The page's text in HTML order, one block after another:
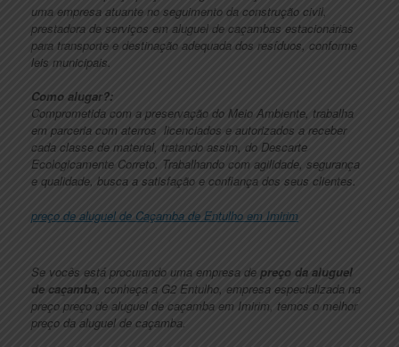
uma empresa atuante no seguimento da construção civil,
prestadora de serviços em aluguel de caçambas estacionárias
para transporte e destinação adequada dos resíduos, conforme
leis municipais.
Como alugar?:
Comprometida com a preservação do Meio Ambiente, trabalha
em parceria com aterros licenciados e autorizados a receber
cada classe de material, tratando assim, do Descarte
Ecologicamente Correto. Trabalhando com agilidade, segurança
e qualidade, busca a satisfação e confiança dos seus clientes.
preço de aluguel de Caçamba de Entulho em Imirim
Se vocês está procurando uma empresa de preço da aluguel
de caçamba , conheça a G2 Entulho, empresa especializada na
preço preço de aluguel de caçamba em Imirim, temos o melhor
preço da aluguel de caçamba.